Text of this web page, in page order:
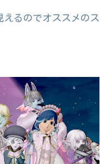
えるのでオススメのス